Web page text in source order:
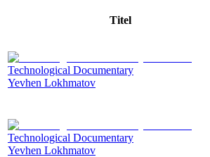
Titel
Technological Documentary
Yevhen Lokhmatov
Technological Documentary
Yevhen Lokhmatov